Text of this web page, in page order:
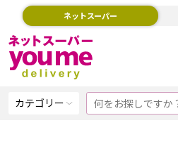
ネットスーパー
カテゴリー